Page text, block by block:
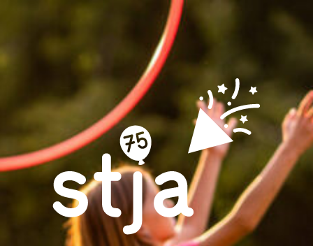
Möglichkeiten
Mitmachen!
Spenden
Presse
Veröffentlichungen
Kontakt